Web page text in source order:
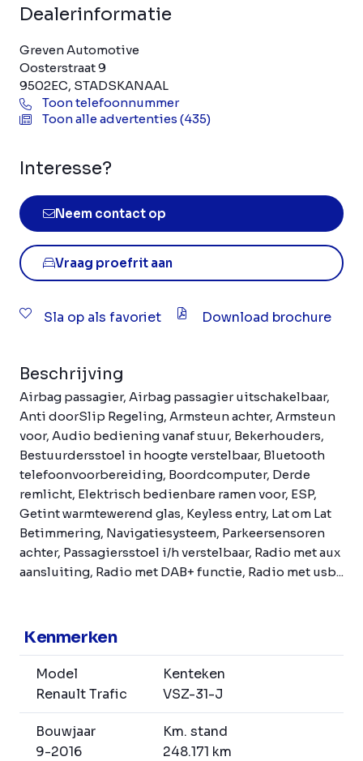
Dealerinformatie
Greven Automotive
Oosterstraat 9
9502EC, STADSKANAAL
Toon telefoonnummer
Toon alle advertenties (435)
Interesse?
Neem contact op
Vraag proefrit aan
Sla op als favoriet Download brochure
Beschrijving
Airbag passagier, Airbag passagier uitschakelbaar,
Anti doorSlip Regeling, Armsteun achter, Armsteun
voor, Audio bediening vanaf stuur, Bekerhouders,
Bestuurdersstoel in hoogte verstelbaar, Bluetooth
telefoonvoorbereiding, Boordcomputer, Derde
remlicht, Elektrisch bedienbare ramen voor, ESP,
Getint warmtewerend glas, Keyless entry, Lat om Lat
Betimmering, Navigatiesysteem, Parkeersensoren
achter, Passagiersstoel i/h verstelbaar, Radio met aux
aansluiting, Radio met DAB+ functie, Radio met usb...
Kenmerken
Model
Renault Trafic
Kenteken
VSZ-31-J
Bouwjaar
9-2016
Km. stand
248.171 km